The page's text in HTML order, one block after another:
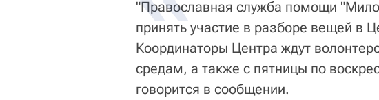
"Православная служба помощи
принять участие в разборе вещей в
Координаторы Центра ждут
средам, а также с пятницы по
говорится в сообщении.